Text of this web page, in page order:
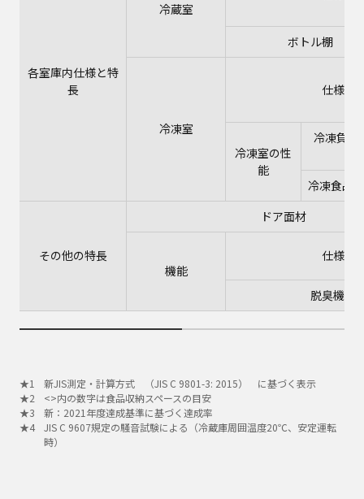
各室庫内仕様と特
長
冷蔵室
ボトル棚 収
冷凍室
仕様
冷凍室の性
能
冷凍負荷
冷凍食品
その他の特長
ドア面材
機能
仕様
脱臭機能
新JIS測定・計算方式 （JIS C 9801-3: 2015） に基づく表示
<>内の数字は食品収納スペースの目安
新：2021年度達成基準に基づく達成率
JIS C 9607規定の騒音試験による（冷蔵庫周囲温度20℃、安定運転
時）